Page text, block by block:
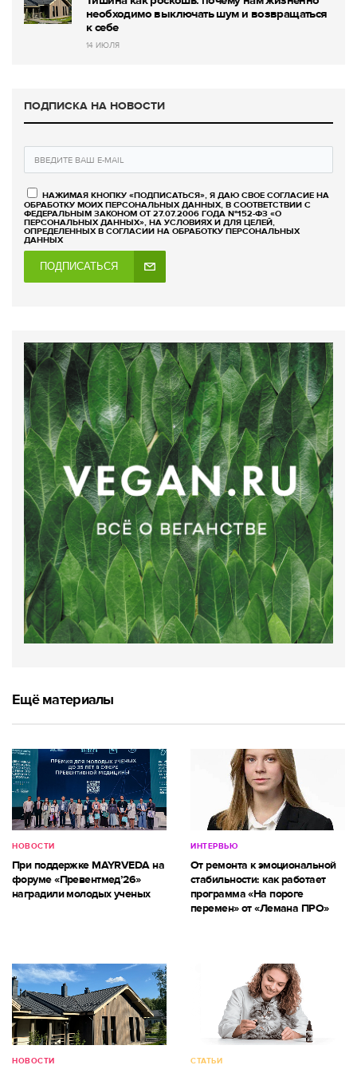
необходимо выключать шум и возвращаться
к себе
14 ИЮЛЯ
ПОДПИСКА НА НОВОСТИ
НАЖИМАЯ КНОПКУ «ПОДПИСАТЬСЯ», Я ДАЮ СВОЕ СОГЛАСИЕ НА
ОБРАБОТКУ МОИХ ПЕРСОНАЛЬНЫХ ДАННЫХ, В СООТВЕТСТВИИ С
ФЕДЕРАЛЬНЫМ ЗАКОНОМ ОТ 27.07.2006 ГОДА №152-ФЗ «О
ПЕРСОНАЛЬНЫХ ДАННЫХ», НА УСЛОВИЯХ И ДЛЯ ЦЕЛЕЙ,
ОПРЕДЕЛЕННЫХ В СОГЛАСИИ НА ОБРАБОТКУ ПЕРСОНАЛЬНЫХ
ДАННЫХ
ПОДПИСАТЬСЯ
Ещё материалы
НОВОСТИ
При поддержке MAYRVEDA на
форуме «Превентмед’26»
наградили молодых ученых
ИНТЕРВЬЮ
От ремонта к эмоциональной
стабильности: как работает
программа «На пороге
перемен» от «Лемана ПРО»
НОВОСТИ СТАТЬИ